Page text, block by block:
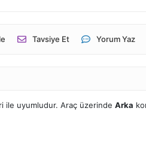
Tavsiye Et Yorum Yaz
ile uyumludur. Araç üzerinde Arka